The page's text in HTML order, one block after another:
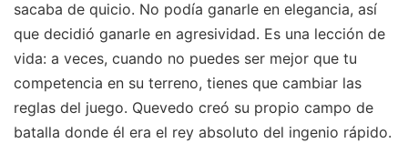
sacaba de quicio. No podía ganarle en elegancia, así
que decidió ganarle en agresividad. Es una lección de
vida: a veces, cuando no puedes ser mejor que tu
competencia en su terreno, tienes que cambiar las
reglas del juego. Quevedo creó su propio campo de
batalla donde él era el rey absoluto del ingenio rápido.